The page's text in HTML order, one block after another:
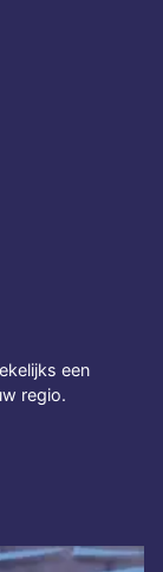
een
regio.